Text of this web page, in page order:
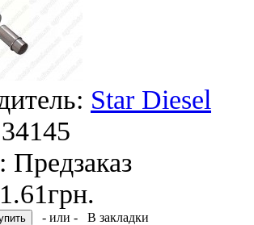
Star Diesel
34145
Предзаказ
- или -
В закладки